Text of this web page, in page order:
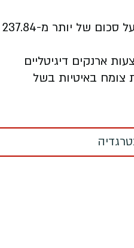
סכום ההוצאות היומי באמצעות ארנקים דיגיטליים בחציון הראשון עמד על סכום של יותר מ-237.84
ארנקים דיגיטליים
צומח באיטיות בשל